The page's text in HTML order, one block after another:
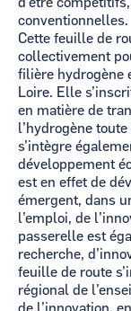
conventionnelles.
Cette feuille de
collectivement
filière hydrogène
Loire. Elle
en matière de
l’hydrogène
s’intègre
développement
est en effet de
émergent, dans
l’emploi, de
passerelle est
recherche,
feuille de route
régional de